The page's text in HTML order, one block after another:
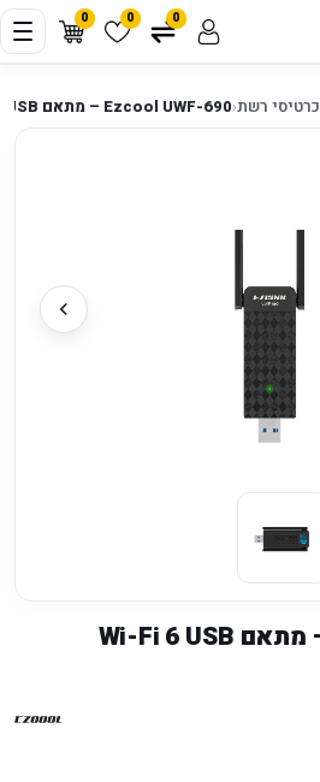
0 0 0
כרטיסי רשת‹Ezcool UWF-690 – מתאם Wi-Fi 6 USB ‏AX1800
Ezcool UWF-690 – מתאם Wi-Fi 6 USB